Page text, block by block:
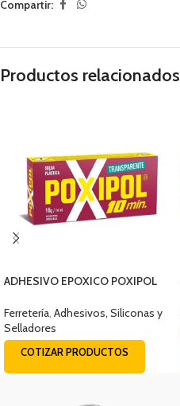
Compartir:
Productos relacionados
ADHESIVO EPOXICO POXIPOL
Ferretería Adhesivos, Siliconas y
Selladores
COTIZAR PRODUCTOS